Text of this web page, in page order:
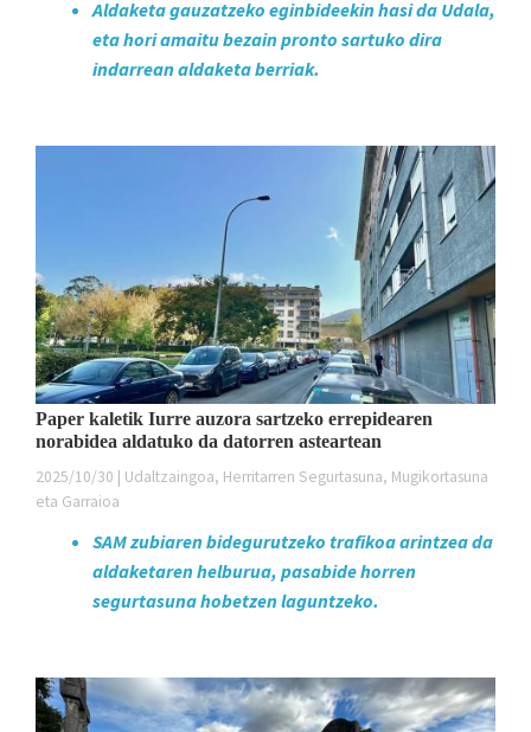
Aldaketa gauzatzeko eginbideekin hasi da Udala,
eta hori amaitu bezain pronto sartuko dira
indarrean aldaketa berriak.
Paper kaletik Iurre auzora sartzeko errepidearen
norabidea aldatuko da datorren asteartean
2025/10/30 | Udaltzaingoa, Herritarren Segurtasuna, Mugikortasuna
eta Garraioa
SAM zubiaren bidegurutzeko trafikoa arintzea da
aldaketaren helburua, pasabide horren
segurtasuna hobetzen laguntzeko.